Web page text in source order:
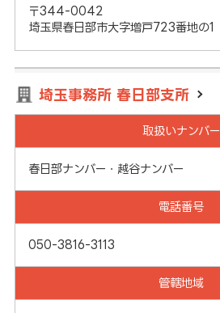
〒344-0042
埼玉県春日部市大字増戸723番地の1
埼玉事務所 春日部支所
取扱いナンバー
春日部ナンバー・越谷ナンバー
電話番号
050-3816-3113
管轄地域